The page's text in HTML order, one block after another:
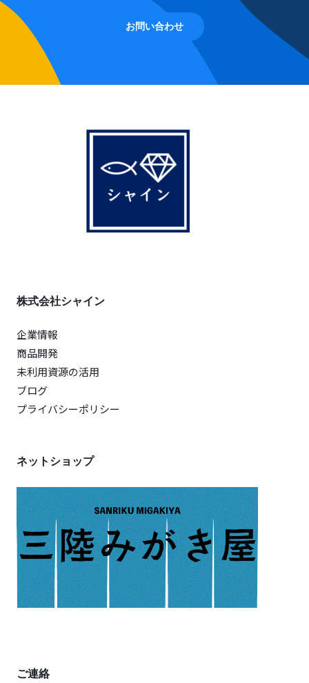
お問い合わせ
株式会社シャイン
企業情報
商品開発
未利用資源の活用
ブログ
プライバシーポリシー
ネットショップ
ご連絡